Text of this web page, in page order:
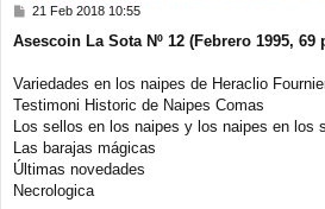
M
n
a
21 Feb 2018 10:55
Asescoin La Sota Nº 12 (Febrero 1995, 69
Variedades en los naipes de Heraclio
Testimoni Historic de Naipes Comas
Los sellos en los naipes y los naipes en los
Las barajas mágicas
Últimas novedades
Necrologica